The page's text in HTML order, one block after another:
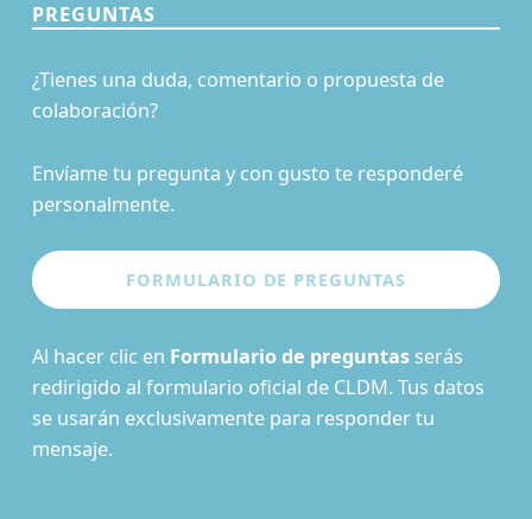
PREGUNTAS
¿Tienes una duda, comentario o propuesta de
colaboración?
Envíame tu pregunta y con gusto te responderé
personalmente.
Al hacer clic en Formulario de preguntasserás
redirigido al formulario oficial de CLDM. Tus datos
se usarán exclusivamente para responder tu
mensaje.